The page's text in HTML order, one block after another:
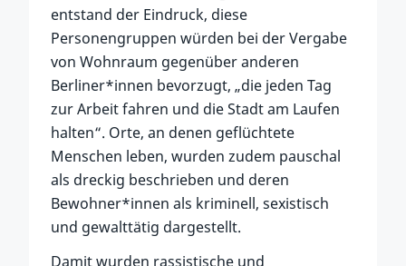
entstand der Eindruck, diese
Personengruppen würden bei der Vergabe
von Wohnraum gegenüber anderen
Berliner*innen bevorzugt, „die jeden Tag
zur Arbeit fahren und die Stadt am Laufen
halten“. Orte, an denen geflüchtete
Menschen leben, wurden zudem pauschal
als dreckig beschrieben und deren
Bewohner*innen als kriminell, sexistisch
und gewalttätig dargestellt.
Damit wurden rassistische und